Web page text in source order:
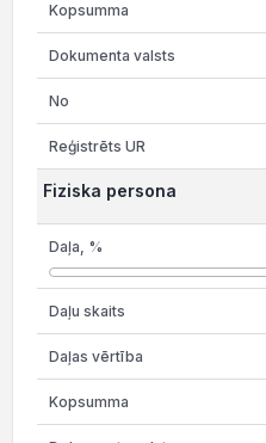
Fiziska persona